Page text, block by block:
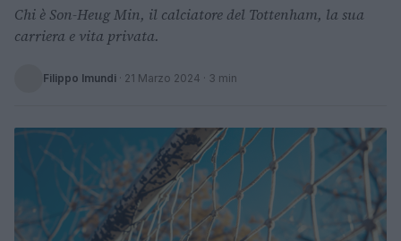
Chi è Son-Heug Min, il calciatore del Tottenham, la sua
carriera e vita privata.
Filippo Imundi · 21 Marzo 2024 · 3 min